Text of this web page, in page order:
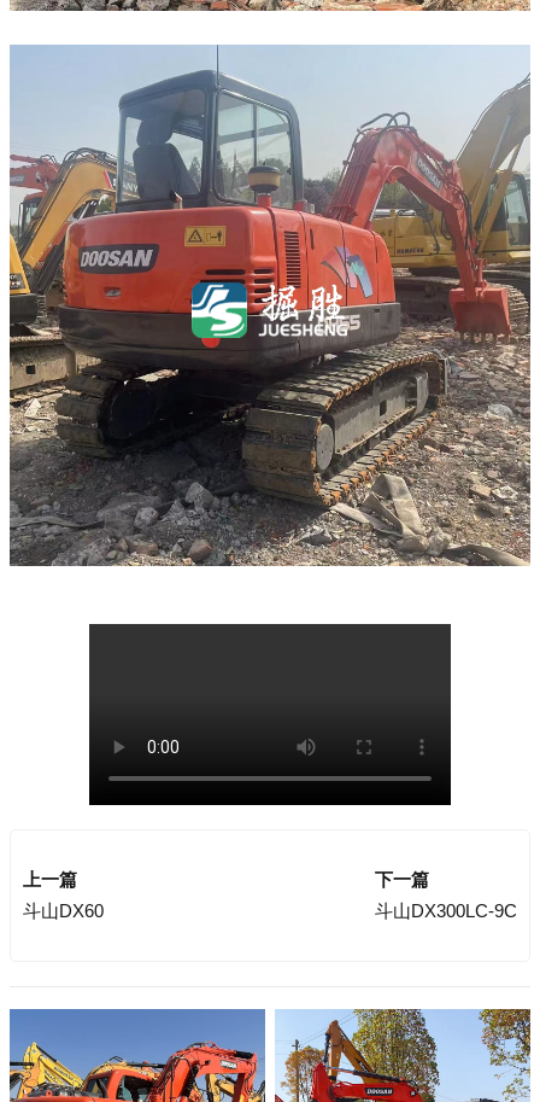
上一篇
斗山DX60
下一篇
斗山DX300LC-9C